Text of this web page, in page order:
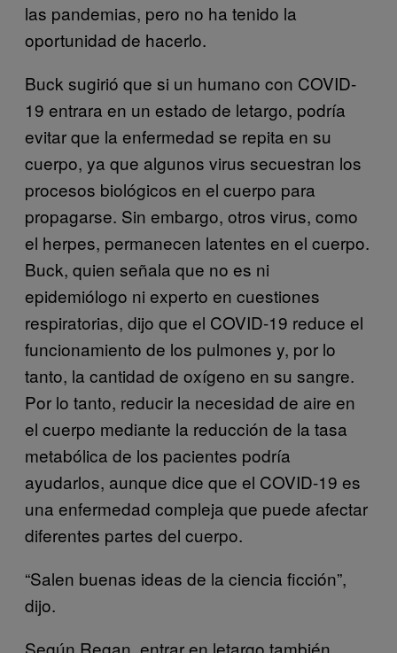
las pandemias, pero no ha tenido la
oportunidad de hacerlo.
Buck sugirió que si un humano con COVID-
19 entrara en un estado de letargo, podría
evitar que la enfermedad se repita en su
cuerpo, ya que algunos virus secuestran los
procesos biológicos en el cuerpo para
propagarse. Sin embargo, otros virus, como
el herpes, permanecen latentes en el cuerpo.
Buck, quien señala que no es ni
epidemiólogo ni experto en cuestiones
respiratorias, dijo que el COVID-19 reduce el
funcionamiento de los pulmones y, por lo
tanto, la cantidad de oxígeno en su sangre.
Por lo tanto, reducir la necesidad de aire en
el cuerpo mediante la reducción de la tasa
metabólica de los pacientes podría
ayudarlos, aunque dice que el COVID-19 es
una enfermedad compleja que puede afectar
diferentes partes del cuerpo.
“Salen buenas ideas de la ciencia ficción”,
dijo.